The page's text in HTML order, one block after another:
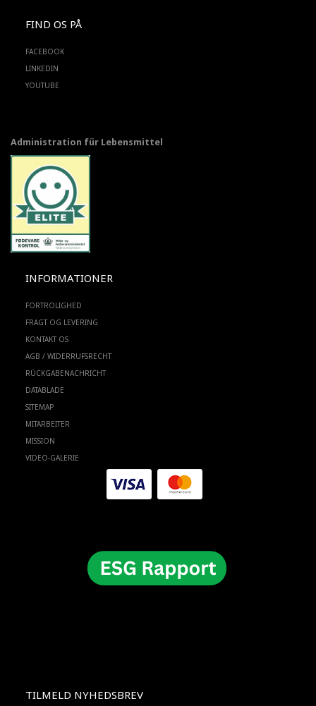
FIND OS PÅ
FACEBOOK
LINKEDIN
YOUTUBE
Administration für Lebensmittel
INFORMATIONER
FORTROLIGHED
FRAGT OG LEVERING
KONTAKT OS
AGB / WIDERRUFSRECHT
RÜCKGABENACHRICHT
DATABLADE
SITEMAP
MITARBEITER
MISSION
VIDEO-GALERIE
TILMELD NYHEDSBREV